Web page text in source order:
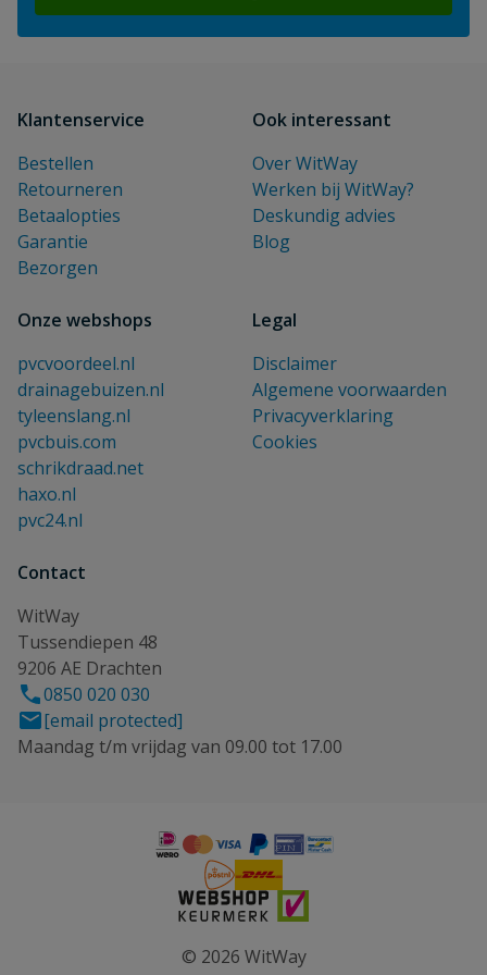
Klantenservice
Bestellen
Retourneren
Betaalopties
Garantie
Bezorgen
Ook interessant
Over WitWay
Werken bij WitWay?
Deskundig advies
Blog
Onze webshops
pvcvoordeel.nl
drainagebuizen.nl
tyleenslang.nl
pvcbuis.com
schrikdraad.net
haxo.nl
pvc24.nl
Legal
Disclaimer
Algemene voorwaarden
Privacyverklaring
Cookies
Contact
WitWay
Tussendiepen 48
9206 AE Drachten
0850 020 030
[email protected]
Maandag t/m vrijdag van 09.00 tot 17.00
© 2026 WitWay